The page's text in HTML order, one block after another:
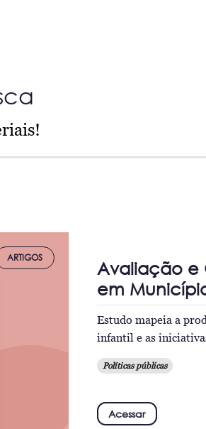
ARTIGOS
Avaliação e
em
Estudo mapeia a
infantil e as
Políticas públicas
Acessar